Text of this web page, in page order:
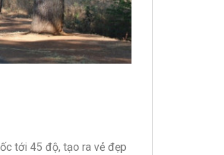
tới 45 độ, tạo ra vẻ đẹp